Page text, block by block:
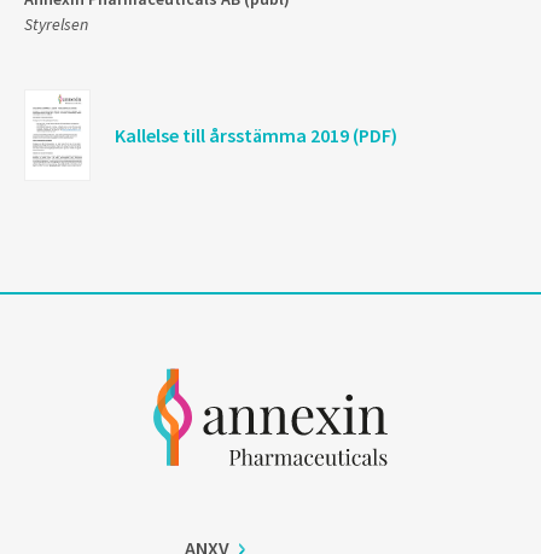
Styrelsen
Kallelse till årsstämma 2019 (PDF)
ANXV